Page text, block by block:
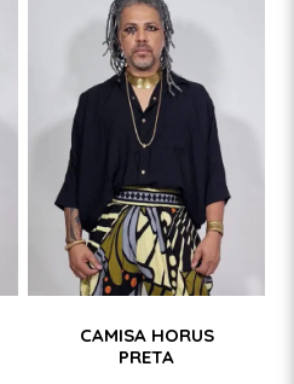
CAMISA HORUS
PRETA